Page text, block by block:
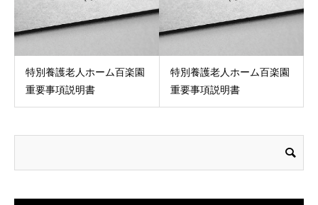
特別養護老人ホーム百楽園
重要事項説明書
特別養護老人ホーム百楽園
重要事項説明書